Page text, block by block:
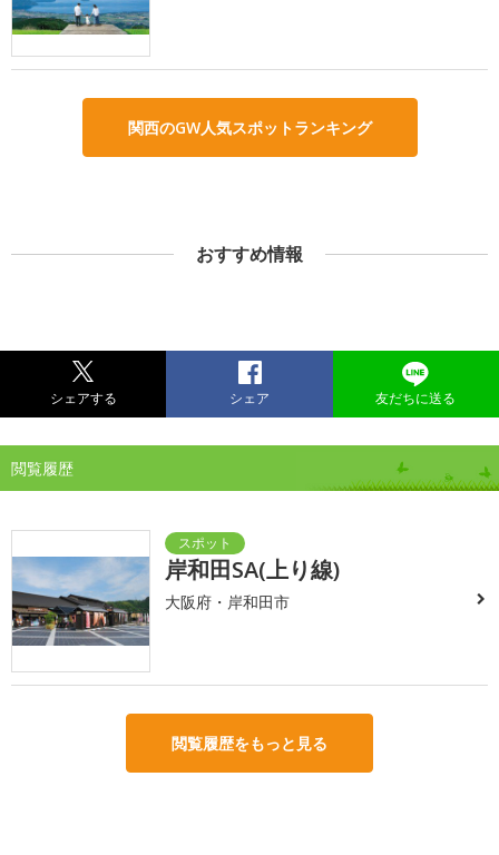
関西のGW人気スポットランキング
おすすめ情報
シェアする シェア 友だちに送る
閲覧履歴
岸和田SA(上り線)
大阪府・岸和田市
閲覧履歴をもっと見る